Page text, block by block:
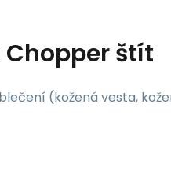
štít
(kožená vesta,